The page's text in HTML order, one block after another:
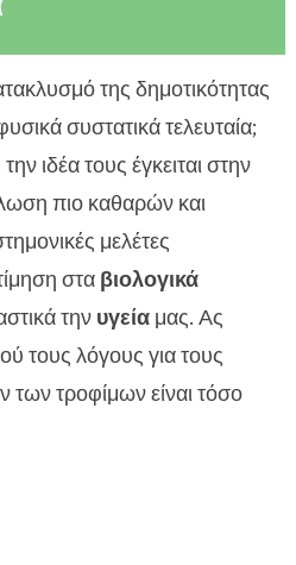
τροφής
σε φυσικά τρόφιμα
τροφές στην αγορά
τροφών στην ενίσχυση
συστήματος
για δέρμα και
τροφές για το περιβάλλον
βελτιώνουν την πέψη
της δημοτικότητας
συστατικά τελευταία;
ιδέα τους έγκειται στην
πιο καθαρών και
μελέτες
στα βιολογικά
την υγείαμας. Ας
τους λόγους για τους
των τροφίμων είναι τόσο